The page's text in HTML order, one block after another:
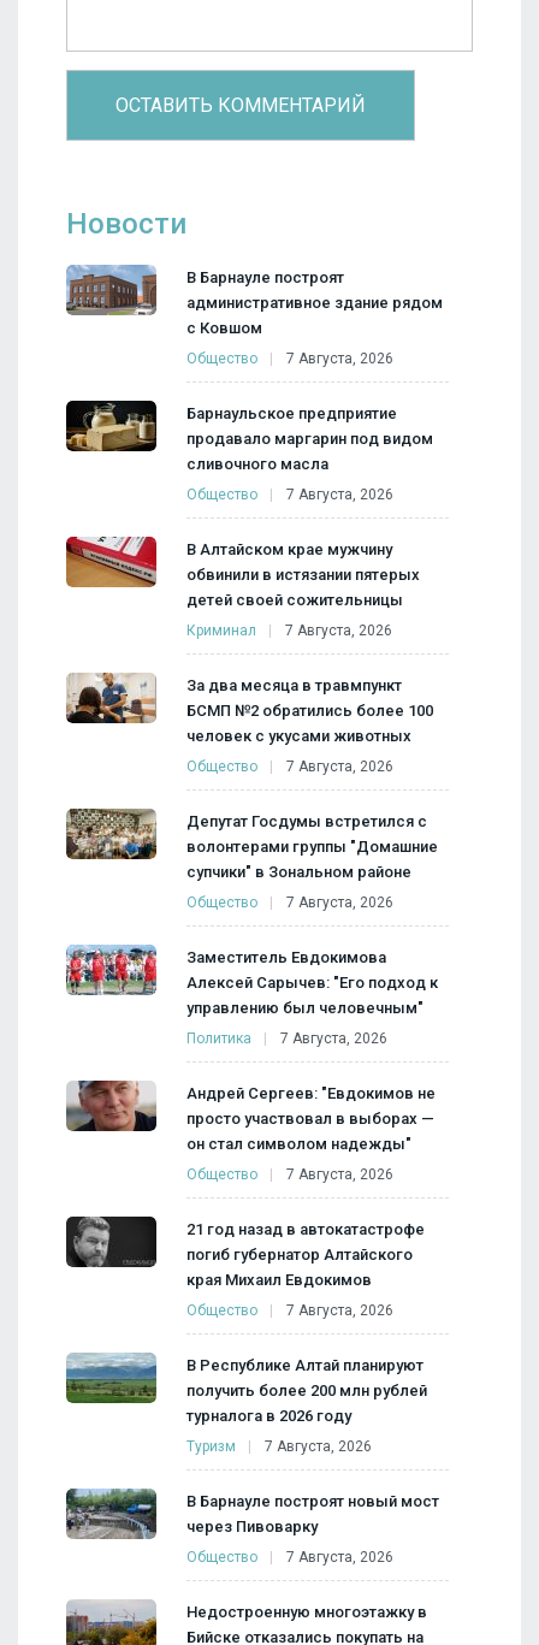
Новости
В Барнауле построят
административное здание рядом
с Ковшом
Общество 7 Августа, 2026
Барнаульское предприятие
продавало маргарин под видом
сливочного масла
Общество 7 Августа, 2026
В Алтайском крае мужчину
обвинили в истязании пятерых
детей своей сожительницы
Криминал 7 Августа, 2026
За два месяца в травмпункт
БСМП №2 обратились более 100
человек с укусами животных
Общество 7 Августа, 2026
Депутат Госдумы встретился с
волонтерами группы "Домашние
супчики" в Зональном районе
Общество 7 Августа, 2026
Заместитель Евдокимова
Алексей Сарычев: "Его подход к
управлению был человечным"
Политика 7 Августа, 2026
Андрей Сергеев: "Евдокимов не
просто участвовал в выборах —
он стал символом надежды"
Общество 7 Августа, 2026
21 год назад в автокатастрофе
погиб губернатор Алтайского
края Михаил Евдокимов
Общество 7 Августа, 2026
В Республике Алтай планируют
получить более 200 млн рублей
турналога в 2026 году
Туризм 7 Августа, 2026
В Барнауле построят новый мост
через Пивоварку
Общество 7 Августа, 2026
Недостроенную многоэтажку в
Бийске отказались покупать на